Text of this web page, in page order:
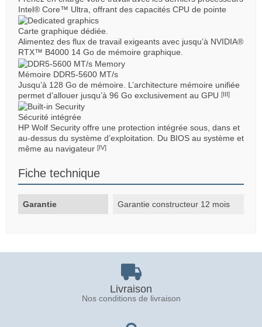
Intel® Core™ Ultra, offrant des capacités CPU de pointe
Carte graphique dédiée.
Alimentez des flux de travail exigeants avec jusqu’à NVIDIA®
RTX™ B4000 14 Go de mémoire graphique.
Mémoire DDR5-5600 MT/s
Jusqu’à 128 Go de mémoire. L’architecture mémoire unifiée
permet d’allouer jusqu’à 96 Go exclusivement au GPU [III]
Sécurité intégrée
HP Wolf Security offre une protection intégrée sous, dans et
au-dessus du système d’exploitation. Du BIOS au système et
même au navigateur [IV]
Fiche technique
Garantie Garantie constructeur 12 mois
Livraison
Nos conditions de livraison